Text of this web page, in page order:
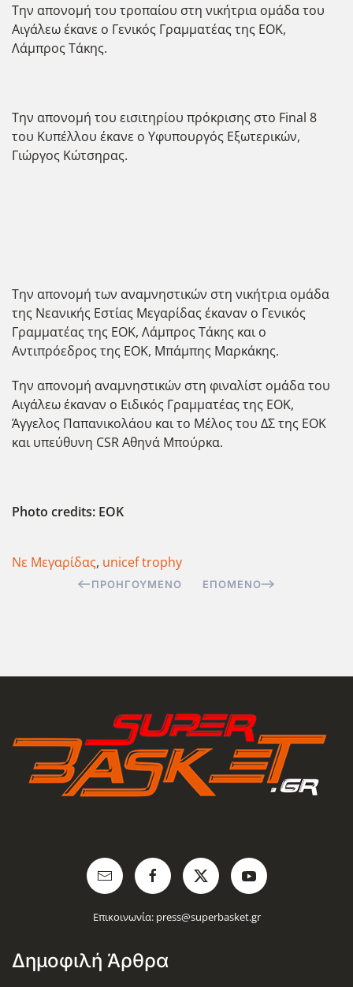
Την απονομή του τροπαίου στη νικήτρια ομάδα του
Αιγάλεω έκανε ο Γενικός Γραμματέας της ΕΟΚ,
Λάμπρος Τάκης.
Την απονομή του εισιτηρίου πρόκρισης στο Final 8
του Κυπέλλου έκανε ο Υφυπουργός Εξωτερικών,
Γιώργος Κώτσηρας.
Την απονομή των αναμνηστικών στη νικήτρια ομάδα
της Νεανικής Εστίας Μεγαρίδας έκαναν ο Γενικός
Γραμματέας της ΕΟΚ, Λάμπρος Τάκης και ο
Αντιπρόεδρος της ΕΟΚ, Μπάμπης Μαρκάκης.
Την απονομή αναμνηστικών στη φιναλίστ ομάδα του
Αιγάλεω έκαναν ο Ειδικός Γραμματέας της ΕΟΚ,
Άγγελος Παπανικολάου και το Μέλος του ΔΣ της ΕΟΚ
και υπεύθυνη CSR Αθηνά Μπούρκα.
Photo credits: EOK
Νε Μεγαρίδας, unicef trophy
ΠΡΟΗΓΟΎΜΕΝΟ ΕΠΌΜΕΝΟ
Επικοινωνία: press@superbasket.gr
Δημοφιλή Άρθρα